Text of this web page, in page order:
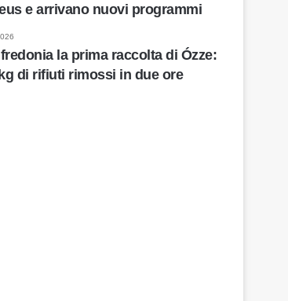
e arrivano nuovi programmi
la prima raccolta di Ózze:
di rifiuti rimossi in due ore